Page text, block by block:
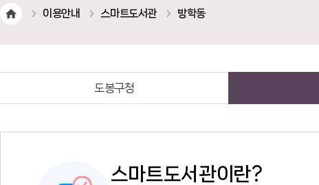
이용안내 스마트도서관 방학동
도봉구청
스마트도서관이란?